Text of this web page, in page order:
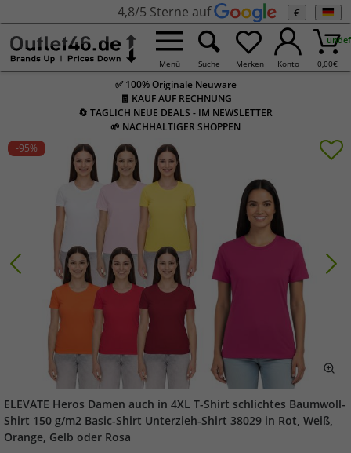
4,8/5 Sterne auf €
Menü Suche Merken Konto 0,00€
✅ 100% Originale Neuware
🧾 KAUF AUF RECHNUNG
🔄 TÄGLICH NEUE DEALS - IM NEWSLETTER
🌱 NACHHALTIGER SHOPPEN
-95%
ELEVATE Heros Damen auch in 4XL T-Shirt schlichtes Baumwoll-
Shirt 150 g/m2 Basic-Shirt Unterzieh-Shirt 38029 in Rot, Weiß,
Orange, Gelb oder Rosa